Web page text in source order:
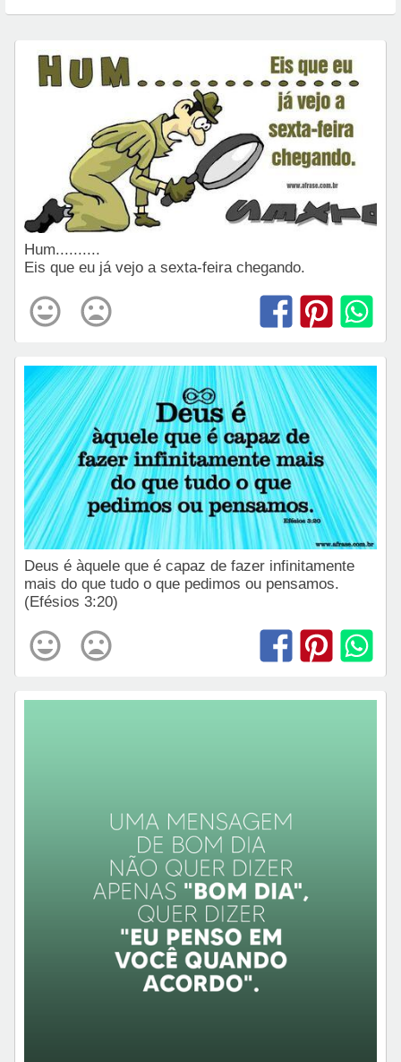
Hum..........
Eis que eu já vejo a sexta-feira chegando.
Deus é àquele que é capaz de fazer infinitamente
mais do que tudo o que pedimos ou pensamos.
(Efésios 3:20)